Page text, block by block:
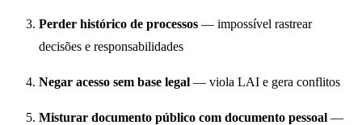
Perder histórico de processos — impossível rastrear
decisões e responsabilidades
Negar acesso sem base legal — viola LAI e gera conflitos
Misturar documento público com documento pessoal —